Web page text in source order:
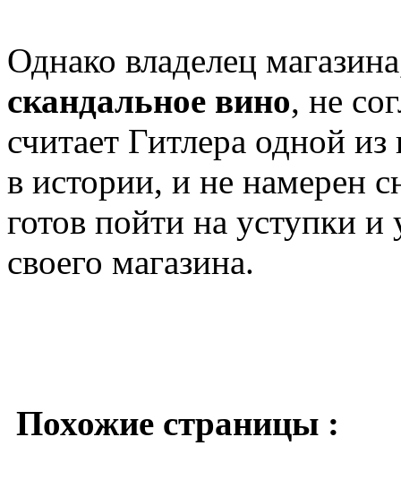
Однако владелец
скандальное вино, не
считает Гитлера одной
в истории, и не намерен
готов пойти на уступки
своего магазина.
Похожие страницы :